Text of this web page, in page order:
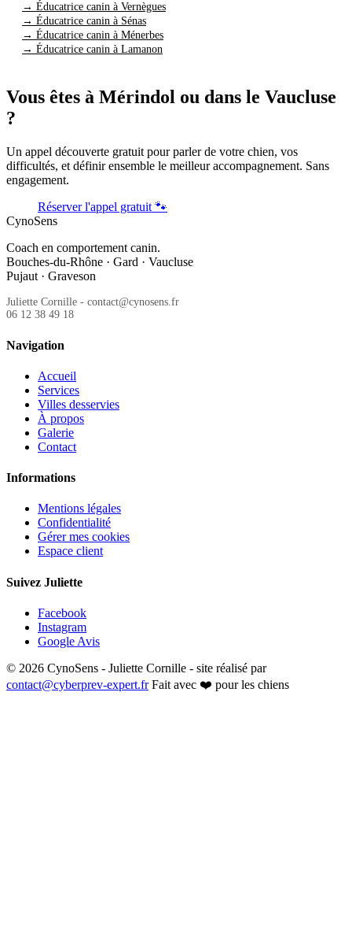
→ Éducatrice canin à Vernègues
→ Éducatrice canin à Sénas
→ Éducatrice canin à Ménerbes
→ Éducatrice canin à Lamanon
Vous êtes à Mérindol ou dans le Vaucluse
?
Un appel découverte gratuit pour parler de votre chien, vos
difficultés, et définir ensemble le meilleur accompagnement. Sans
engagement.
Réserver l'appel gratuit 🐾
CynoSens
Coach en comportement canin.
Bouches-du-Rhône · Gard · Vaucluse
Pujaut · Graveson
Juliette Cornille - contact@cynosens.fr
06 12 38 49 18
Navigation
Accueil
Services
Villes desservies
À propos
Galerie
Contact
Informations
Mentions légales
Confidentialité
Gérer mes cookies
Espace client
Suivez Juliette
Facebook
Instagram
Google Avis
© 2026 CynoSens - Juliette Cornille - site réalisé par
contact@cyberprev-expert.fr Fait avec ❤️ pour les chiens